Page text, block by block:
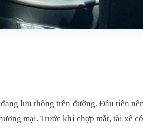
lưu thông trên đường. Đầu tiên
mại. Trước khi chợp mắt, tài xế